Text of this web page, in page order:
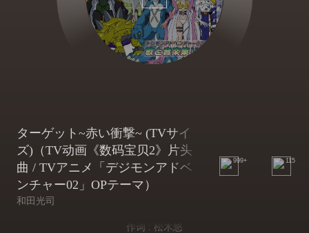
ターゲット~赤い衝撃~ (TVサイ
ズ)（TV动画《数码宝贝2》片头
曲 / TVアニメ「デジモンアドベ
ンチャー02」OPテーマ）
和田光司
999+ 115
作词 : 松木悠